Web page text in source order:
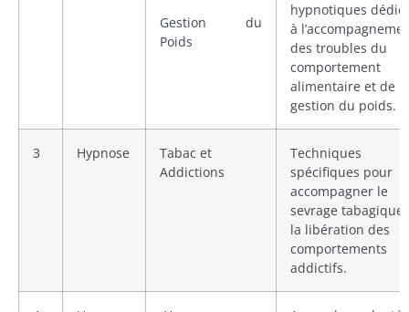
Gestion du
Poids
hypnotiques
à
des troubles du
comportement
alimentaire et de la
gestion du poids.
3 Hypnose
Tabac et
Addictions
Techniques
spécifiques pour
accompagner le
sevrage tabagique
la libération des
comportements
addictifs.